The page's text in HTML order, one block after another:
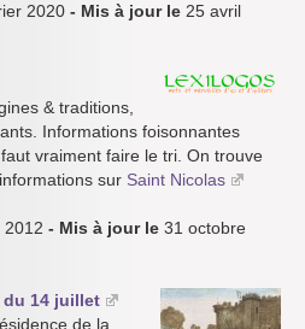
2020 - Mis à jour le 25 avril
& traditions,
Informations foisonnantes
vraiment faire le tri. On trouve
sur Saint Nicolas
2012 - Mis à jour le 31 octobre
du 14 juillet
de la